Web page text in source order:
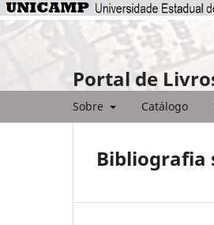
Portal de
Sobre Catálogo
Bibliografia